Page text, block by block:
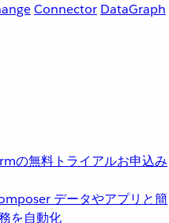
Connector DataGraph
の無料トライアルお申込み
データやアプリと簡
を自動化